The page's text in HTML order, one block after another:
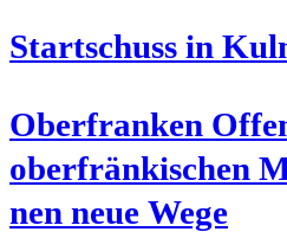
Start­schuss in
Ober­fran­ken
ober­frän­ki­schen
nen neue Wege